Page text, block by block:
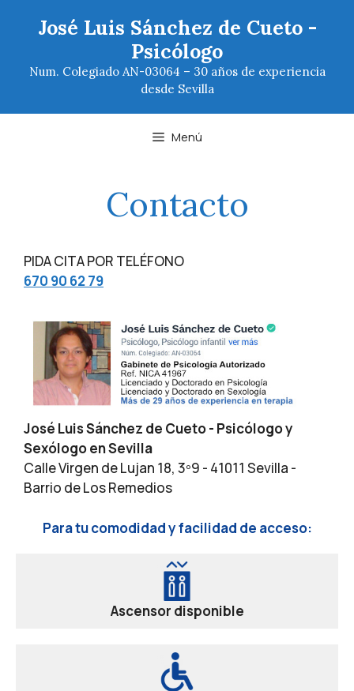
José Luis Sánchez de Cueto -
Psicólogo
Num. Colegiado AN-03064 – 30 años de experiencia
desde Sevilla
Menú
Contacto
PIDA CITA POR TELÉFONO
670 90 62 79
José Luis Sánchez de Cueto - Psicólogo y
Sexólogo en Sevilla
Calle Virgen de Lujan 18, 3º9 - 41011 Sevilla -
Barrio de Los Remedios
Para tu comodidad y facilidad de acceso:
Ascensor disponible